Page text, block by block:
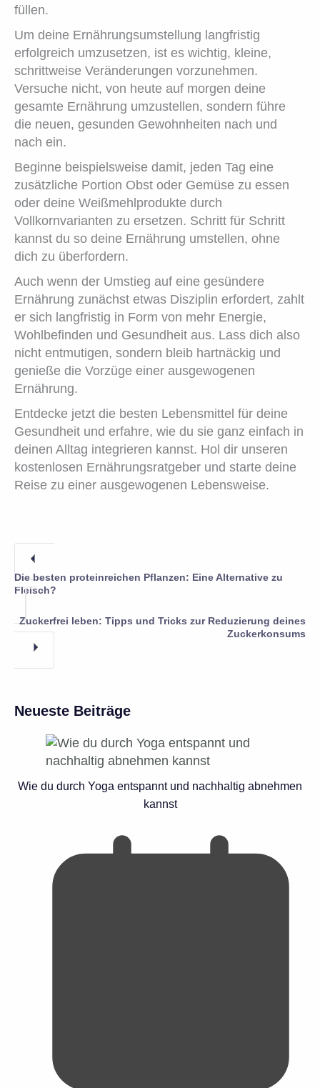
füllen.
Um deine Ernährungsumstellung langfristig
erfolgreich umzusetzen, ist es wichtig, kleine,
schrittweise Veränderungen vorzunehmen.
Versuche nicht, von heute auf morgen deine
gesamte Ernährung umzustellen, sondern führe
die neuen, gesunden Gewohnheiten nach und
nach ein.
Beginne beispielsweise damit, jeden Tag eine
zusätzliche Portion Obst oder Gemüse zu essen
oder deine Weißmehlprodukte durch
Vollkornvarianten zu ersetzen. Schritt für Schritt
kannst du so deine Ernährung umstellen, ohne
dich zu überfordern.
Auch wenn der Umstieg auf eine gesündere
Ernährung zunächst etwas Disziplin erfordert, zahlt
er sich langfristig in Form von mehr Energie,
Wohlbefinden und Gesundheit aus. Lass dich also
nicht entmutigen, sondern bleib hartnäckig und
genieße die Vorzüge einer ausgewogenen
Ernährung.
Entdecke jetzt die besten Lebensmittel für deine
Gesundheit und erfahre, wie du sie ganz einfach in
deinen Alltag integrieren kannst. Hol dir unseren
kostenlosen Ernährungsratgeber und starte deine
Reise zu einer ausgewogenen Lebensweise.
Die besten proteinreichen Pflanzen: Eine Alternative zu
Fleisch?
Zuckerfrei leben: Tipps und Tricks zur Reduzierung deines
Zuckerkonsums
Neueste Beiträge
Wie du durch Yoga entspannt und nachhaltig abnehmen
kannst